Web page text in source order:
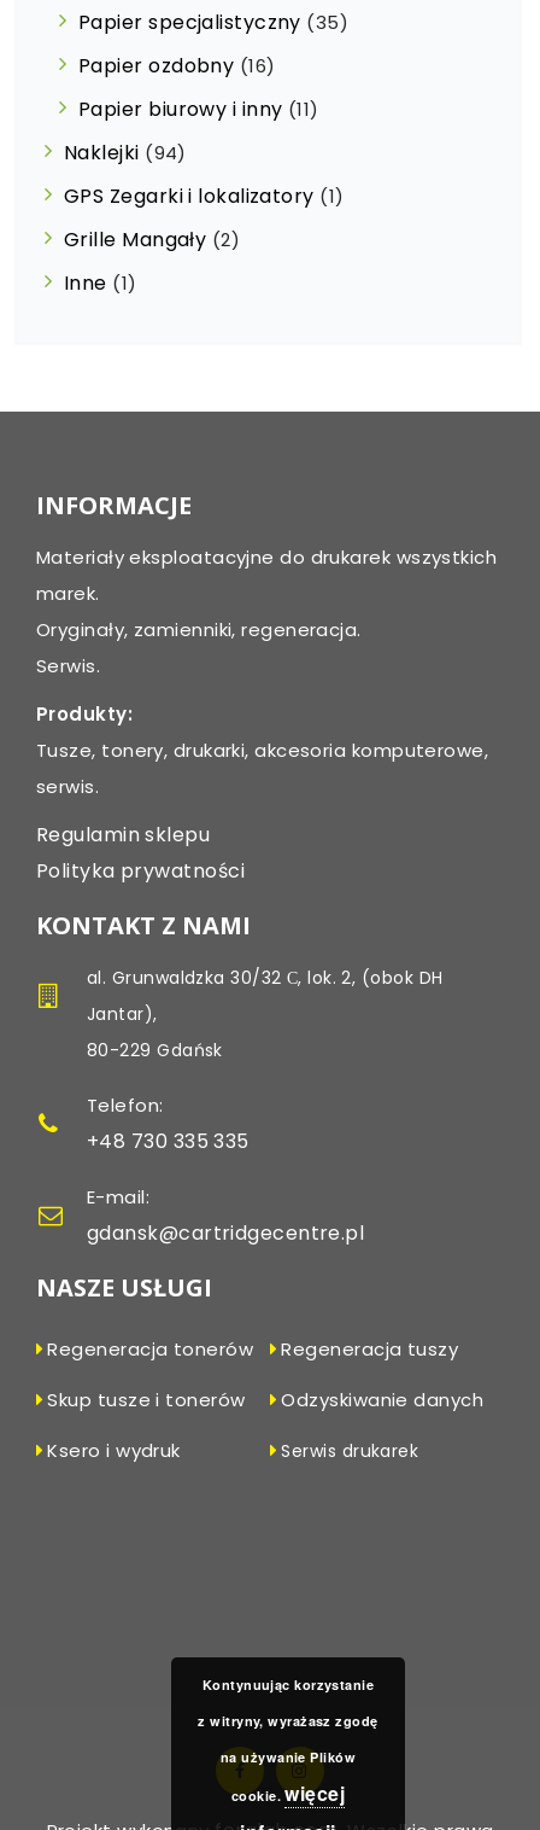
Papier specjalistyczny (35)
Papier ozdobny (16)
Papier biurowy i inny (11)
Naklejki (94)
GPS Zegarki i lokalizatory (1)
Grille Mangały (2)
Inne (1)
INFORMACJE
Materiały eksploatacyjne do drukarek wszystkich
marek.
Oryginały, zamienniki, regeneracja.
Serwis.
Produkty:
Tusze, tonery, drukarki, akcesoria komputerowe,
serwis.
Regulamin sklepu
Polityka prywatności
KONTAKT Z NAMI
al. Grunwaldzka 30/32 С, lok. 2, (obok DH
Jantar),
80-229 Gdańsk
Telefon:
+48 730 335 335
E-mail:
gdansk@cartridgecentre.pl
NASZE USŁUGI
Regeneracja tonerów
Regeneracja tuszy
Skup tusze i tonerów
Odzyskiwanie danych
Ksero i wydruk
Serwis drukarek
Kontynuując korzystanie
z witryny, wyrażasz zgodę
na używanie Plików
cookie.więcej